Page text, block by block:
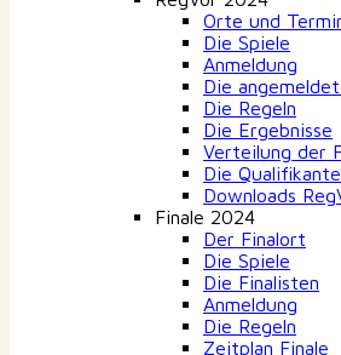
Orte und
Die Spiele
Anmeldung
Die
Die Regeln
Die Ergebnisse
Verteilung der
Die
Downloads
Finale 2024
Der Finalort
Die Spiele
Die Finalisten
Anmeldung
Die Regeln
Zeitplan Finale